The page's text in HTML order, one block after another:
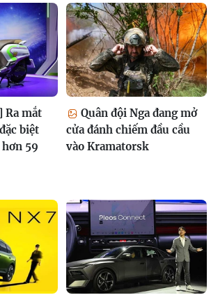
Ra mắt
biệt
59
Quân đội Nga đang mở
cửa đánh chiếm đầu cầu
vào Kramatorsk